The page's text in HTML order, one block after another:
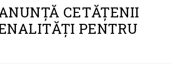
CETĂȚENII
PENTRU